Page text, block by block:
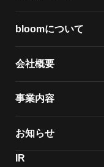
bloomについて
会社概要
事業内容
お知らせ
IR